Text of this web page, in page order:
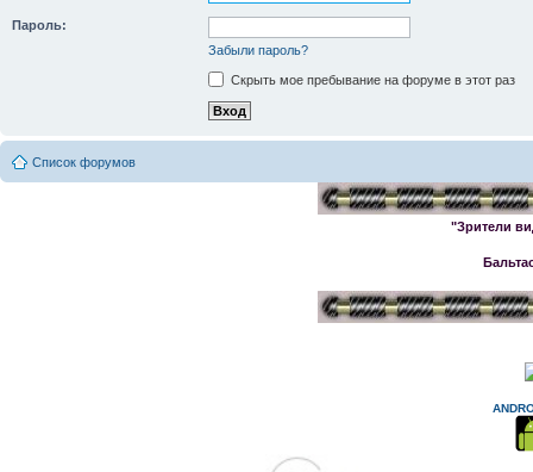
Пароль:
Забыли пароль?
Скрыть мое пребывание на форуме в этот раз
Список форумов
"Зрители